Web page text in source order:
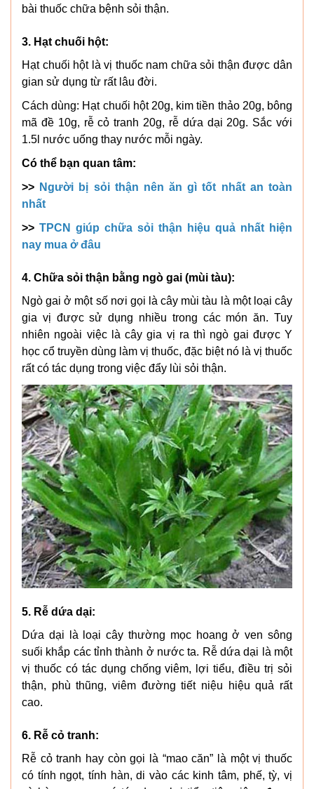
bài thuốc chữa bệnh sỏi thận.
3. Hạt chuối hột:
Hạt chuối hột là vị thuốc nam chữa sỏi thận được dân
gian sử dụng từ rất lâu đời.
Cách dùng: Hạt chuối hột 20g, kim tiền thảo 20g, bông
mã đề 10g, rễ cỏ tranh 20g, rễ dứa dại 20g. Sắc với
1.5l nước uống thay nước mỗi ngày.
Có thể bạn quan tâm:
>> Người bị sỏi thận nên ăn gì tốt nhất an toàn
nhất
>> TPCN giúp chữa sỏi thận hiệu quả nhất hiện
nay mua ở đâu
4. Chữa sỏi thận bằng ngò gai (mùi tàu):
Ngò gai ở một số nơi gọi là cây mùi tàu là một loại cây
gia vị được sử dụng nhiều trong các món ăn. Tuy
nhiên ngoài việc là cây gia vị ra thì ngò gai được Y
học cổ truyền dùng làm vị thuốc, đặc biệt nó là vị thuốc
rất có tác dụng trong việc đẩy lùi sỏi thận.
5. Rễ dứa dại:
Dứa dại là loại cây thường mọc hoang ở ven sông
suối khắp các tỉnh thành ở nước ta. Rễ dứa dại là một
vị thuốc có tác dụng chống viêm, lợi tiểu, điều trị sỏi
thận, phù thũng, viêm đường tiết niệu hiệu quả rất
cao.
6. Rễ cỏ tranh:
Rễ cỏ tranh hay còn gọi là “mao căn” là một vị thuốc
có tính ngọt, tính hàn, di vào các kinh tâm, phế, tỳ, vị